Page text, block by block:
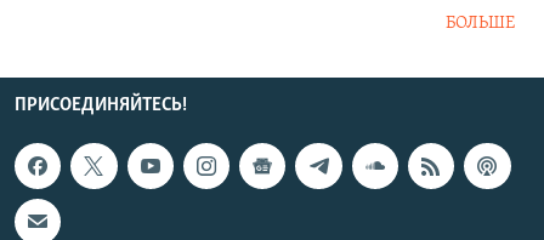
БОЛЬШЕ
ПРИСОЕДИНЯЙТЕСЬ!